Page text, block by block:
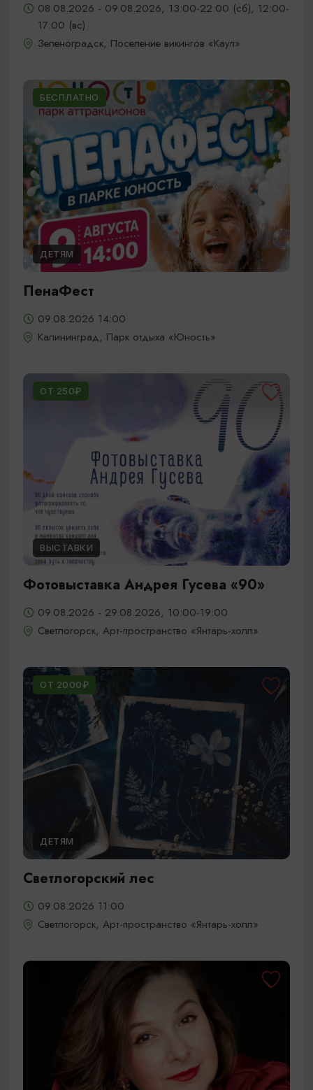
08.08.2026 - 09.08.2026, 13:00-22:00 (сб), 12:00-
17:00 (вс)
Зеленоградск, Поселение викингов «Кауп»
БЕСПЛАТНО
ДЕТЯМ
ПенаФест
09.08.2026 14:00
Калининград, Парк отдыха «Юность»
ОТ 250₽
ВЫСТАВКИ
Фотовыставка Андрея Гусева «90»
09.08.2026 - 29.08.2026, 10:00-19:00
Светлогорск, Арт-пространство «Янтарь-холл»
ОТ 2000₽
ДЕТЯМ
Светлогорский лес
09.08.2026 11:00
Светлогорск, Арт-пространство «Янтарь-холл»